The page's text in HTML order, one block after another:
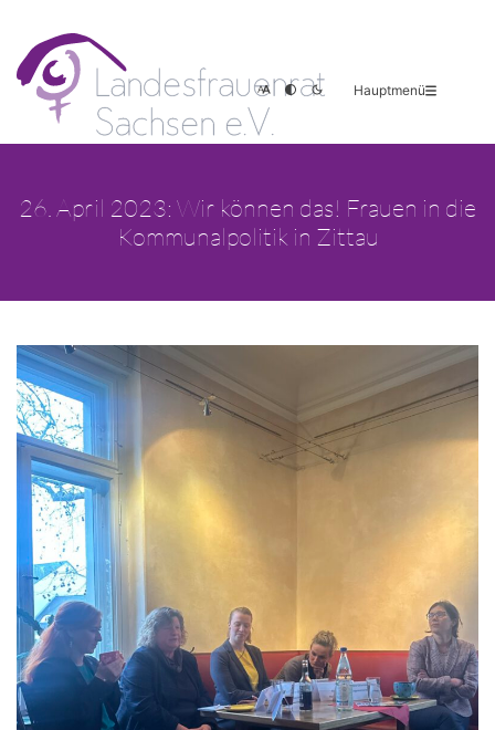
Hauptmenü
26. April 2023: Wir können das! Frauen in die
Kommunalpolitik in Zittau